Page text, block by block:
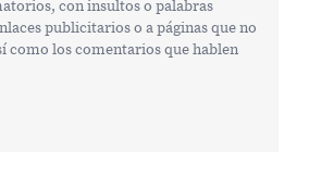
con insultos o palabras
publicitarios o a páginas que no
como los comentarios que hablen